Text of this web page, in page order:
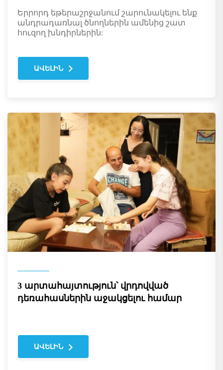
Երրորդ եթերաշրջանում շարունակելու ենք
անդրադառնալ ծնողներին ամենից շատ
հուզող խնդիրներին:
ԱՎԵԼԻՆ
3 արտահայտություն՝ վրդովված
դեռահասներին աջակցելու համար
ԱՎԵԼԻՆ